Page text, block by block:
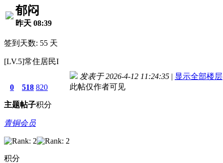
郁闷
昨天 08:39
签到天数: 55 天
[LV.5]常住居民I
0
主题
518
帖子
820
积分
青铜会员
积分
发表于 2026-4-12 11:24:35 | 显示全部楼层
此帖仅作者可见